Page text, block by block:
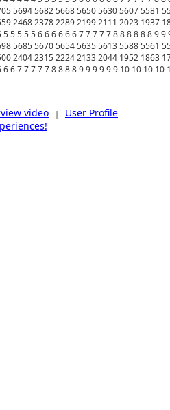
video |
User Profile